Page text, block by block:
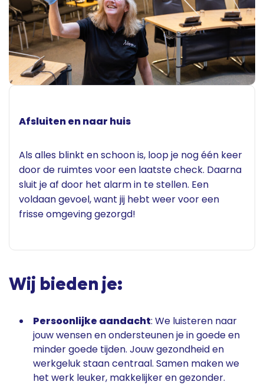
Afsluiten en naar huis
Als alles blinkt en schoon is, loop je nog één keer
door de ruimtes voor een laatste check. Daarna
sluit je af door het alarm in te stellen. Een
voldaan gevoel, want jij hebt weer voor een
frisse omgeving gezorgd!
Wij bieden je:
Persoonlijke aandacht: We luisteren naar
jouw wensen en ondersteunen je in goede en
minder goede tijden. Jouw gezondheid en
werkgeluk staan centraal. Samen maken we
het werk leuker, makkelijker en gezonder.